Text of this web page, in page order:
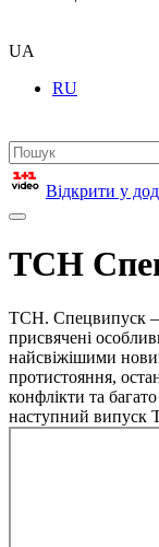
UA
RU
Відкрити у
ТСН
ТСН. Спецвипуск –
присвячені
найсвіжішими
протистояння,
конфлікти та
наступний випуск